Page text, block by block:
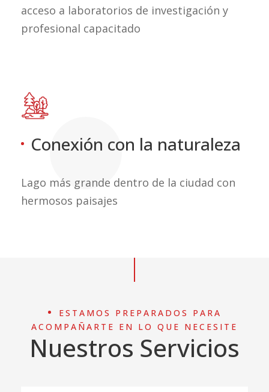
acceso a laboratorios de investigación y
profesional capacitado
Conexión con la naturaleza
Lago más grande dentro de la ciudad con
hermosos paisajes
ESTAMOS PREPARADOS PARA
ACOMPAÑARTE EN LO QUE NECESITE
Nuestros Servicios